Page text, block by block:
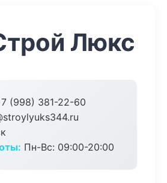
Люкс
(998) 381-22-60
Пн-Вс: 09:00-20:00